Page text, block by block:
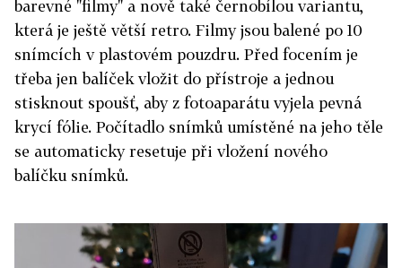
barevné "filmy" a nově také černobílou variantu,
která je ještě větší retro. Filmy jsou balené po 10
snímcích v plastovém pouzdru. Před focením je
třeba jen balíček vložit do přístroje a jednou
stisknout spoušť, aby z fotoaparátu vyjela pevná
krycí fólie. Počítadlo snímků umístěné na jeho těle
se automaticky resetuje při vložení nového
balíčku snímků.